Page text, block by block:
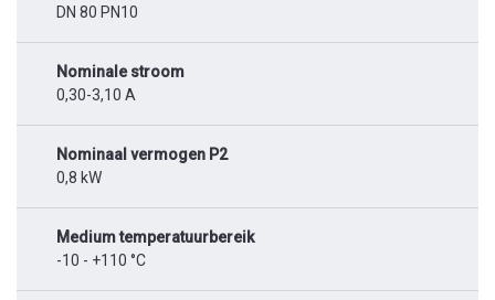
DN 80 PN10
Nominale stroom
0,30-3,10 A
Nominaal vermogen P2
0,8 kW
Medium temperatuurbereik
-10 - +110 °C